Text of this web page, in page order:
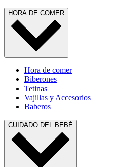
HORA DE COMER
Hora de comer
Biberones
Tetinas
Vajillas y Accesorios
Baberos
CUIDADO DEL BEBÉ